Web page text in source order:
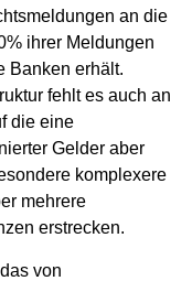
an die
ihrer Meldungen
Banken erhält.
fehlt es auch an
die eine
Gelder aber
komplexere
mehrere
erstrecken.
von